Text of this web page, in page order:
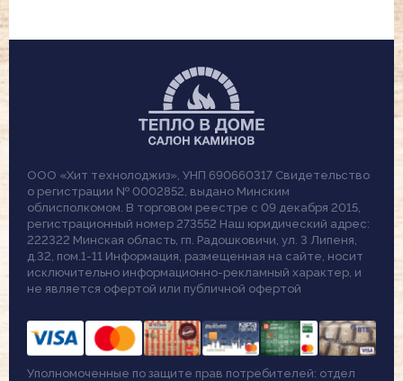
ООО «Хит технолоджиз», УНП 690660317 Свидетельство
о регистрации № 0002852, выдано Минским
облисполкомом. В торговом реестре с 09 декабря 2015,
регистрационный номер 273552 Наш юридический адрес:
222322 Минская область, гп. Радошковичи, ул. 3 Липеня,
д.32, пом.1-11 Информация, размещенная на сайте, носит
исключительно информационно-рекламный характер, и
не является офертой или публичной офертой
Уполномоченные по защите прав потребителей: отдел